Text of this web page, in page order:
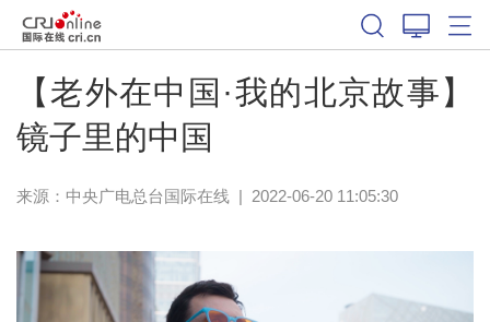
【老外在中国·我的北京故事】
镜子里的中国
来源：中央广电总台国际在线| 2022-06-20 11:05:30